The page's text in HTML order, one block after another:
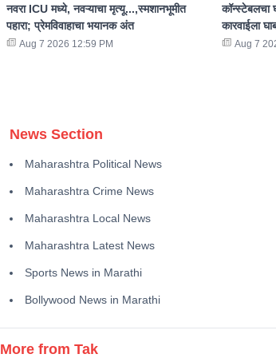
नवरा ICU मध्ये, नवऱ्याचा मृत्यू...,स्मशानभूमीत
पहारा; प्रेमविवाहाचा भयानक अंत
Aug 7 2026 12:59 PM
कॉन्स्टेबलचा
कारवाईला
Aug 7
News Section
Maharashtra Political News
Maharashtra Crime News
Maharashtra Local News
Maharashtra Latest News
Sports News in Marathi
Bollywood News in Marathi
More from Tak